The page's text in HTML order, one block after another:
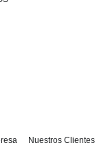
Nuestros Clientes